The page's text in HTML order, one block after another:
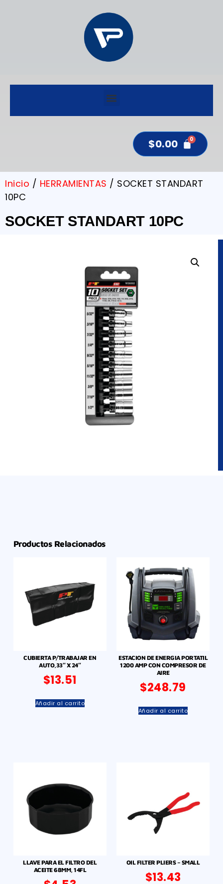
$0.00
Inicio / HERRAMIENTAS / SOCKET STANDART
10PC
SOCKET STANDART 10PC
Productos Relacionados
CUBIERTA P/TRABAJAR EN
AUTO,33″ X 24″
$13.51
Añadir al carrito
ESTACION DE ENERGIA PORTATIL
1200 AMP CON COMPRESOR DE
AIRE
$248.79
Añadir al carrito
LLAVE PARA EL FILTRO DEL
ACEITE 68MM, 14FL
OIL FILTER PLIERS – SMALL
$13.43